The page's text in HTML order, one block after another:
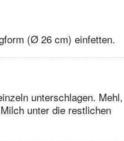
(Ø 26 cm) einfetten.
unterschlagen. Mehl,
unter die restlichen